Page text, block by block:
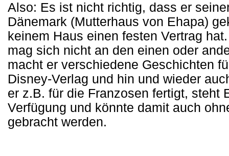
Also: Es ist nicht richtig, dass er
Dänemark (Mutterhaus von Ehapa)
keinem Haus einen festen Vertrag
mag sich nicht an den einen oder
macht er verschiedene Geschichten
Disney-Verlag und hin und wieder
er z.B. für die Franzosen fertigt, steht
Verfügung und könnte damit auch
gebracht werden.